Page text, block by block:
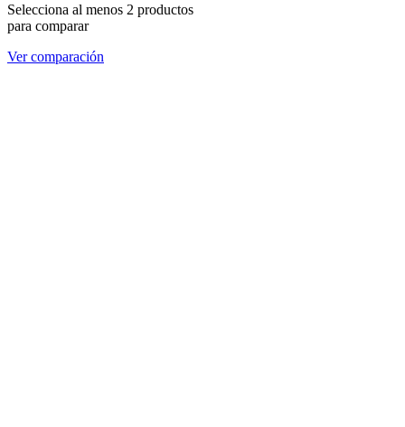
Selecciona al menos 2 productos
para comparar
Ver comparación